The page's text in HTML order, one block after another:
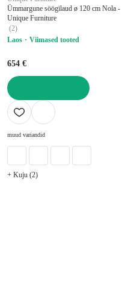
Ümmargune söögilaud ø 120 cm Nola -
Unique Furniture
(2)
Laos
Viimased tooted
654 €
LISA OSTUKORVI
muud variandid
+ Kuju (2)